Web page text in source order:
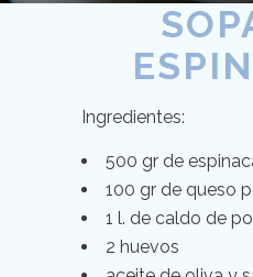
Ingredientes:
500 gr de
100 gr de queso
1 l. de caldo de
2 huevos